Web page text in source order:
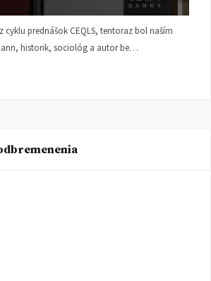
cyklu prednášok CEQLS, tentoraz bol naším
historik, sociológ a autor be…